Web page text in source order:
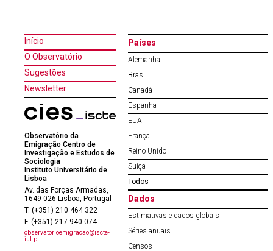
Início
O Observatório
Sugestões
Newsletter
Observatório da
Emigração Centro de
Investigação e Estudos de
Sociologia
Instituto Universitário de
Lisboa
Av. das Forças Armadas,
1649-026 Lisboa, Portugal
T. (+351) 210 464 322
F. (+351) 217 940 074
observatorioemigracao@iscte-
iul.pt
Países
Alemanha
Brasil
Canadá
Espanha
EUA
França
Reino Unido
Suíça
Todos
Dados
Estimativas e dados globais
Séries anuais
Censos